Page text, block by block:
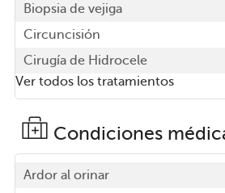
Biopsia de vejiga
Circuncisión
Cirugía de Hidrocele
Ver todos los tratamientos
Condiciones
Ardor al orinar